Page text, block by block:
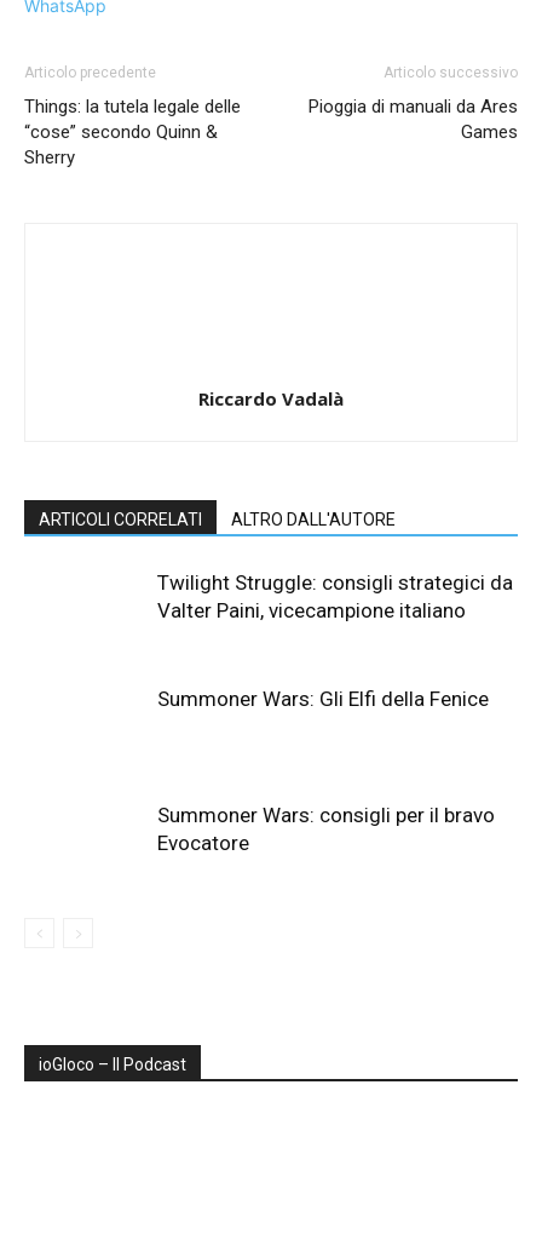
WhatsApp
Articolo precedente
Things: la tutela legale delle
“cose” secondo Quinn &
Sherry
Articolo successivo
Pioggia di manuali da Ares
Games
Riccardo Vadalà
ARTICOLI CORRELATI ALTRO DALL'AUTORE
Twilight Struggle: consigli strategici da
Valter Paini, vicecampione italiano
Summoner Wars: Gli Elfi della Fenice
Summoner Wars: consigli per il bravo
Evocatore
ioGIoco – Il Podcast